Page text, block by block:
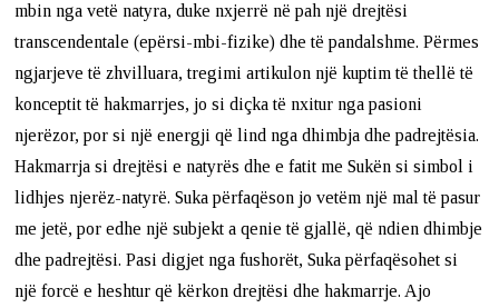
mbin nga vetë natyra, duke nxjerrë në pah një drejtësi
transcendentale (epërsi-mbi-fizike) dhe të pandalshme. Përmes
ngjarjeve të zhvilluara, tregimi artikulon një kuptim të thellë të
konceptit të hakmarrjes, jo si diçka të nxitur nga pasioni
njerëzor, por si një energji që lind nga dhimbja dhe padrejtësia.
Hakmarrja si drejtësi e natyrës dhe e fatit me Sukën si simbol i
lidhjes njerëz-natyrë. Suka përfaqëson jo vetëm një mal të pasur
me jetë, por edhe një subjekt a qenie të gjallë, që ndien dhimbje
dhe padrejtësi. Pasi digjet nga fushorët, Suka përfaqësohet si
një forcë e heshtur që kërkon drejtësi dhe hakmarrje. Ajo